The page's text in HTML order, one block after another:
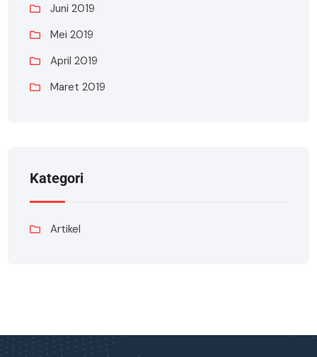
Juni 2019
Mei 2019
April 2019
Maret 2019
Kategori
Artikel